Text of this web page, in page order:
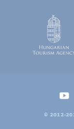
© 2012-